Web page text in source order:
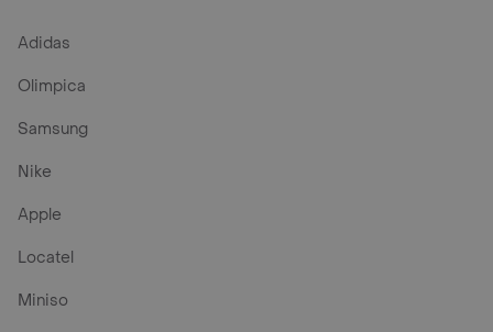
Adidas
Olimpica
Samsung
Nike
Apple
Locatel
Miniso